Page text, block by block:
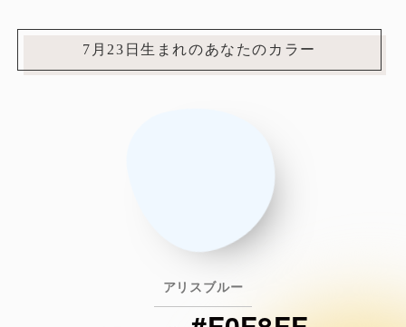
7月23日生まれのあなたのカラー
アリスブルー